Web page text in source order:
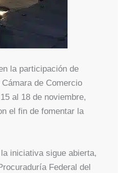
la participación de
de Comercio
al 18 de noviembre,
el fin de fomentar la
iniciativa sigue abierta,
Federal del